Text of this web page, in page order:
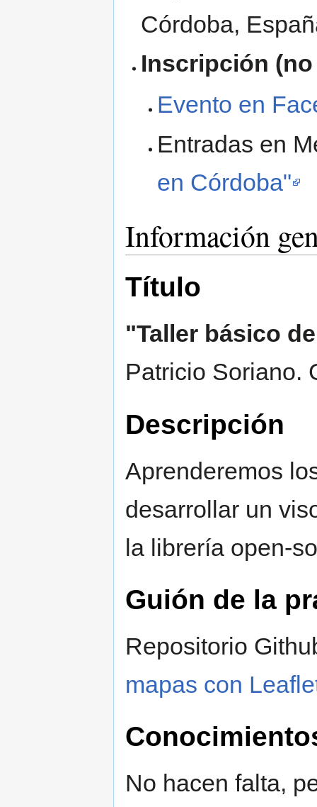
Córdoba,
Inscripción
Evento en
Entradas en
en Córdoba"
Información
Título
"Taller básico
Patricio Soriano.
Descripción
Aprenderemos
desarrollar un
la librería open-
Guión de la
Repositorio
mapas con
No hacen falta,